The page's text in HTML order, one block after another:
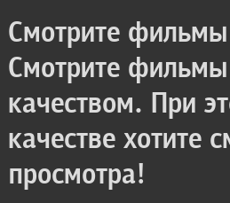
Смотрите
Смотрите
качеством. При
качестве хотите
просмотра!